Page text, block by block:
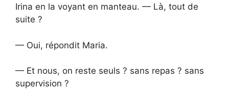
Irina en la voyant en manteau. — Là, tout de
suite ?
— Oui, répondit Maria.
— Et nous, on reste seuls ? sans repas ? sans
supervision ?